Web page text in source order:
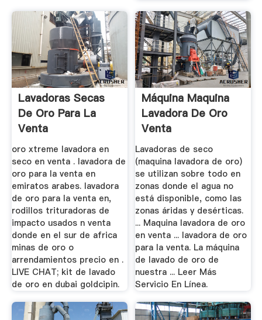
Lavadoras Secas
De Oro Para La
Venta
oro xtreme lavadora en
seco en venta . lavadora de
oro para la venta en
emiratos arabes. lavadora
de oro para la venta en,
rodillos trituradoras de
impacto usados n venta
donde en el sur de africa
minas de oro o
arrendamientos precio en .
LIVE CHAT; kit de lavado
de oro en dubai goldcipin.
Máquina Maquina
Lavadora De Oro
Venta
Lavadoras de seco
(maquina lavadora de oro)
se utilizan sobre todo en
zonas donde el agua no
está disponible, como las
zonas áridas y desérticas.
... Maquina lavadora de oro
en venta ... lavadora de oro
para la venta. La máquina
de lavado de oro de
nuestra ... Leer Más
Servicio En Línea.